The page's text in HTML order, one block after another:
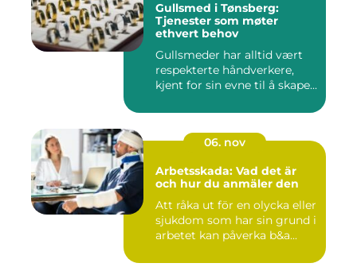
Gullsmed i Tønsberg:
Tjenester som møter
ethvert behov
Gullsmeder har alltid vært
respekterte håndverkere,
kjent for sin evne til å skape...
06. nov
Arbetsskada: Vad det är
och hur du anmäler den
Att råka ut för en olycka eller
sjukdom som har sin grund i
arbetet kan påverka b&a...